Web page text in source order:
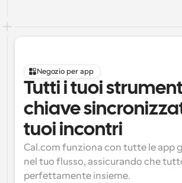
Negozio per app
Tutti i tuoi
chiave
tuoi incontri
Cal.com funziona con tutte le app
nel tuo flusso, assicurando che
perfettamente insieme.